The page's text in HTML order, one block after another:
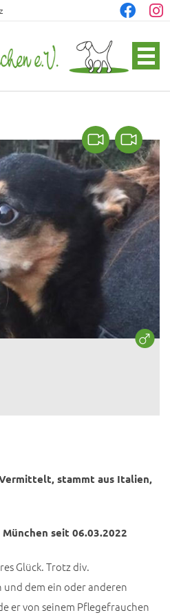
stammt aus Italien,
seit 06.03.2022
Glück. Trotz div.
dem ein oder anderen
er von seinem Pflegefrauchen